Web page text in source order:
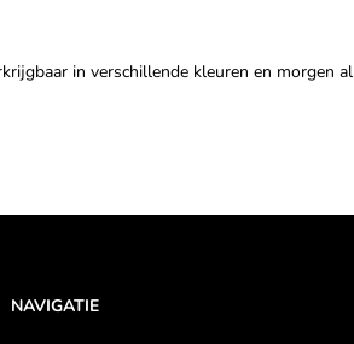
in verschillende kleuren en morgen al
NAVIGATIE